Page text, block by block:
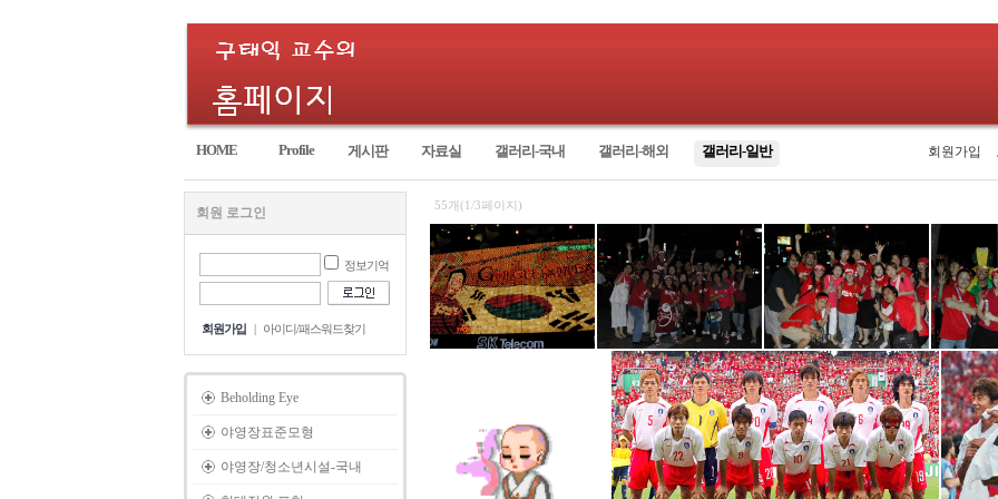
회원가입
HOME Profile 게시판 자료실 갤러리-국내 갤러리-해외 갤러리-일반
회원 로그인
정보기억
회원가입 | 아이디/패스워드찾기
Beholding Eye
야영장표준모형
야영장/청소년시설-국내
55개(1/3페이지)